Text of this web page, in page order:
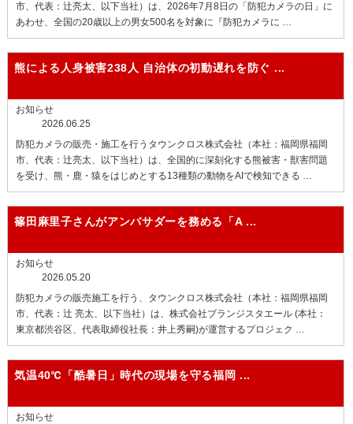
市、代表：辻亮太、以下当社）は、2026年7月8日の「防犯カメラの日」に
あわせ、全国の20歳以上の男女500名を対象に『防犯カメラに …
熊による人身被害238人 自治体の初動遅れを防ぐ ...
お知らせ
2026.06.25
防犯カメラの販売・施工を行うタウンクロス株式会社（本社：福岡県福岡
市、代表：辻亮太、以下当社）は、全国的に深刻化する熊被害・獣害問題
を受け、熊・鹿・猿をはじめとする13種類の動物をAIで検知できる …
篠田麻里子さんがアンバサダーを務める 「A ...
お知らせ
2026.05.20
防犯カメラの販売施工を行う、タウンクロス株式会社（本社：福岡県福岡
市、代表：辻 亮太、以下当社）は、株式会社ブランジスタエール (本社：
東京都渋谷区、代表取締役社長：井上秀嗣)が運営するプロジェク …
気温40℃「酷暑日」時代の現場を守る福岡 ...
お知らせ